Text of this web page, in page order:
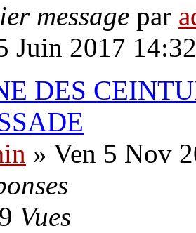
message par
Juin 2017 14:32
DES
» Ven 5 Nov
Vues